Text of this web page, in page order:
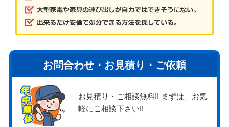
お問合わせ・お見積り・ご依頼
お見積り・ご相談無料!! まずは、お気
軽にご相談下さい!!